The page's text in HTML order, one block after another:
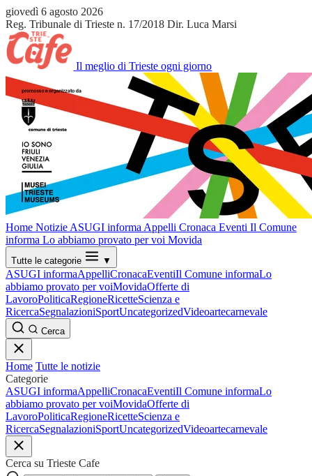
giovedì 6 agosto 2026
Reg. Tribunale di Trieste n. 17/2018 Dir. Luca Marsi
Il meglio di Trieste ogni giorno
Home Notizie ASUGI informa Appelli Cronaca Eventi Il Comune
informa Lo abbiamo provato per voi Movida
Tutte le categorie ▼
ASUGI informaAppelliCronacaEventiIl Comune informaLo
abbiamo provato per voiMovidaOfferte di
LavoroPoliticaRegioneRicetteScienza e
RicercaSegnalazioniSportUncategorizedVideoartecarnevale
Cerca
Home Tutte le notizie
Categorie
ASUGI informaAppelliCronacaEventiIl Comune informaLo
abbiamo provato per voiMovidaOfferte di
LavoroPoliticaRegioneRicetteScienza e
RicercaSegnalazioniSportUncategorizedVideoartecarnevale
Cerca su Trieste Cafe